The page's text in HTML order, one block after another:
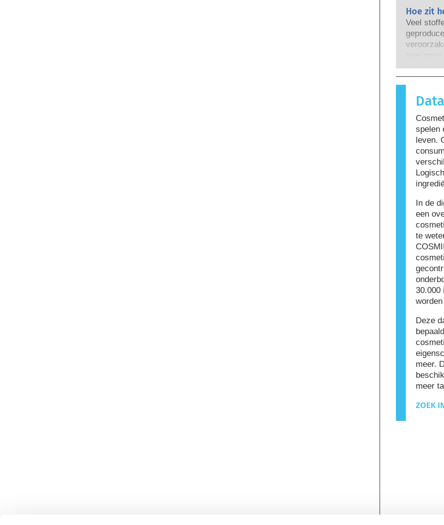
het
bedrijven
bestrijken
van
Hoe zit
Veel
wanneer
reactie
niet dat
om te
lees meer
spelen
leven.
In de
een
te
30.000
Deze
meer.
meer
ZOEK